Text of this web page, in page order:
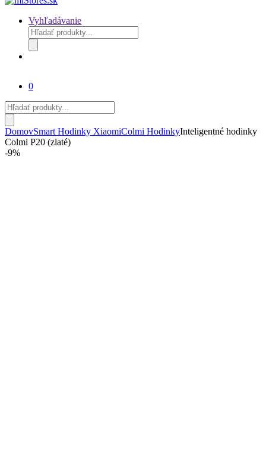
Vyhľadávanie
Products
search
0
Products
search
DomovSmart Hodinky XiaomiColmi HodinkyInteligentné hodinky
Colmi P20 (zlaté)
-9%